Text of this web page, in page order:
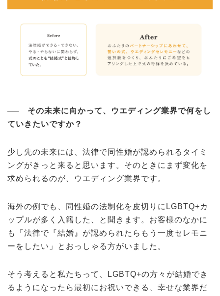
── その未来に向かって、ウエディング業界で何をし
ていきたいですか？
少し先の未来には、法律で同性婚が認められるタイミ
ングがきっと来ると思います。そのときにまず変化を
求められるのが、ウエディング業界です。
海外の例でも、同性婚の法制化を皮切りにLGBTQ+カ
ップルが多く入籍した、と聞きます。お客様のなかに
も「法律で『結婚』が認められたらもう一度セレモニ
ーをしたい」とおっしゃる方がいました。
そう考えると私たちって、LGBTQ+の方々が結婚でき
るようになったら最初にお祝いできる、幸せな業界だ